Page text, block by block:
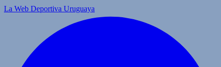
La Web Deportiva Uruguaya